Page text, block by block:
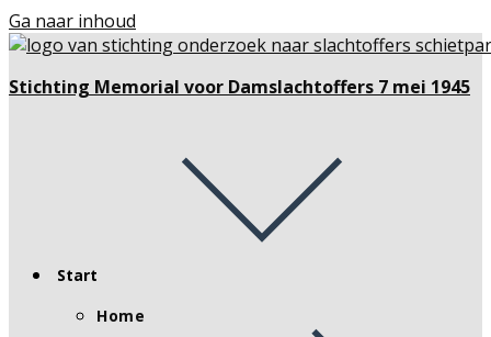
Ga naar inhoud
Stichting Memorial voor Damslachtoffers 7 mei 1945
Start
Home